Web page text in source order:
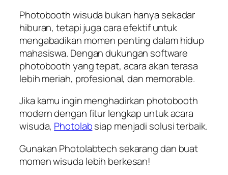
Photobooth wisuda bukan hanya sekadar
hiburan, tetapi juga cara efektif untuk
mengabadikan momen penting dalam hidup
mahasiswa. Dengan dukungan software
photobooth yang tepat, acara akan terasa
lebih meriah, profesional, dan memorable.
Jika kamu ingin menghadirkan photobooth
modern dengan fitur lengkap untuk acara
wisuda, Photolabsiap menjadi solusi terbaik.
Gunakan Photolabtech sekarang dan buat
momen wisuda lebih berkesan!